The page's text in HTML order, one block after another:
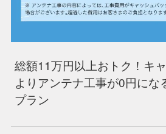
総額11万円以上おトク！キ
よりアンテナ工事が0円にな
プラン